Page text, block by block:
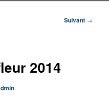
Suivant →
2014